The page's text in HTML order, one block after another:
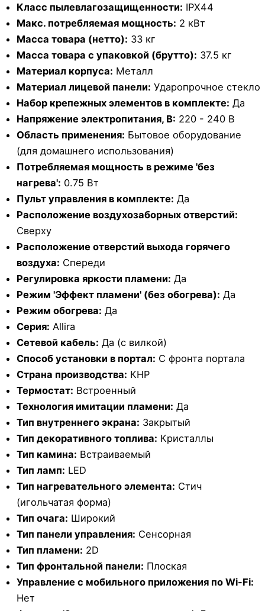
Класс пылевлагозащищенности: IPX44
Макс. потребляемая мощность: 2 кВт
Масса товара (нетто): 33 кг
Масса товара с упаковкой (брутто): 37.5 кг
Материал корпуса: Металл
Материал лицевой панели: Ударопрочное стекло
Набор крепежных элементов в комплекте: Да
Напряжение электропитания, В: 220 - 240 В
Область применения: Бытовое оборудование
(для домашнего использования)
Потребляемая мощность в режиме 'без
нагрева': 0.75 Вт
Пульт управления в комплекте: Да
Расположение воздухозаборных отверстий:
Сверху
Расположение отверстий выхода горячего
воздуха: Спереди
Регулировка яркости пламени: Да
Режим 'Эффект пламени' (без обогрева): Да
Режим обогрева: Да
Серия: Allira
Сетевой кабель: Да (с вилкой)
Способ установки в портал: С фронта портала
Страна производства: КНР
Термостат: Встроенный
Технология имитации пламени: Да
Тип внутреннего экрана: Закрытый
Тип декоративного топлива: Кристаллы
Тип камина: Встраиваемый
Тип ламп: LED
Тип нагревательного элемента: Стич
(игольчатая форма)
Тип очага: Широкий
Тип панели управления: Сенсорная
Тип пламени: 2D
Тип фронтальной панели: Плоская
Управление c мобильного приложения по Wi-Fi:
Нет